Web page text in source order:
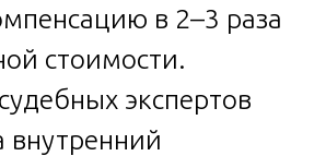
в 2–3 раза
стоимости.
экспертов
внутренний